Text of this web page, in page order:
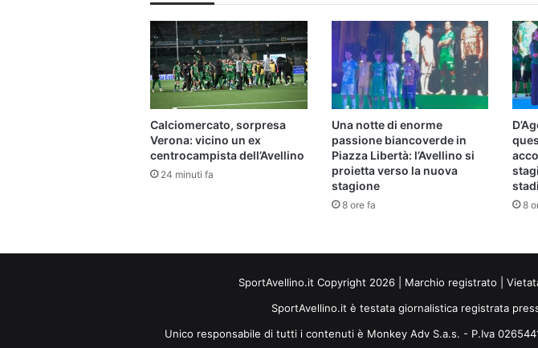
Calciomercato, sorpresa
Verona: vicino un ex
centrocampista dell’Avellino
24 minuti fa
Una notte di enorme
passione biancoverde in
Piazza Libertà: l’Avellino si
proietta verso la nuova
stagione
8 ore fa 8
SportAvellino.it Copyright 2026 | Marchio registrato |
SportAvellino.it è testata giornalistica registrata
Unico responsabile di tutti i contenuti è Monkey Adv S.a.s. - P.Iva